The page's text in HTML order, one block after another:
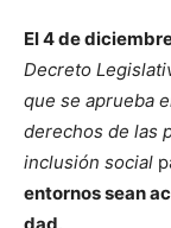
El 4 de
Decre­to
que se aprue­ba
dere­chos de las
inclusión social
entornos sean